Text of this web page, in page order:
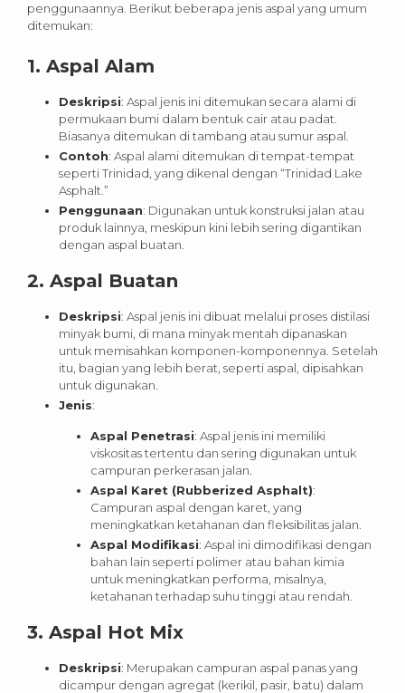
penggunaannya. Berikut beberapa jenis aspal yang umum
ditemukan:
1. Aspal Alam
Deskripsi: Aspal jenis ini ditemukan secara alami di
permukaan bumi dalam bentuk cair atau padat.
Biasanya ditemukan di tambang atau sumur aspal.
Contoh: Aspal alami ditemukan di tempat-tempat
seperti Trinidad, yang dikenal dengan “Trinidad Lake
Asphalt.”
Penggunaan: Digunakan untuk konstruksi jalan atau
produk lainnya, meskipun kini lebih sering digantikan
dengan aspal buatan.
2. Aspal Buatan
Deskripsi: Aspal jenis ini dibuat melalui proses distilasi
minyak bumi, di mana minyak mentah dipanaskan
untuk memisahkan komponen-komponennya. Setelah
itu, bagian yang lebih berat, seperti aspal, dipisahkan
untuk digunakan.
Jenis:
Aspal Penetrasi: Aspal jenis ini memiliki
viskositas tertentu dan sering digunakan untuk
campuran perkerasan jalan.
Aspal Karet (Rubberized Asphalt):
Campuran aspal dengan karet, yang
meningkatkan ketahanan dan fleksibilitas jalan.
Aspal Modifikasi: Aspal ini dimodifikasi dengan
bahan lain seperti polimer atau bahan kimia
untuk meningkatkan performa, misalnya,
ketahanan terhadap suhu tinggi atau rendah.
3. Aspal Hot Mix
Deskripsi: Merupakan campuran aspal panas yang
dicampur dengan agregat (kerikil, pasir, batu) dalam